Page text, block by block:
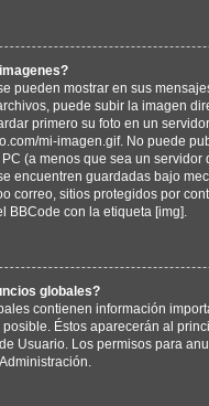
pueden mostrar en sus
puede subir la imagen
primero su foto en un
mi-imagen.gif. No puede
(a menos que sea un servidor
encuentren guardadas bajo
correo, sitios protegidos por
BBCode con la etiqueta [img].
globales?
contienen información
Éstos aparecerán al
Usuario. Los permisos para